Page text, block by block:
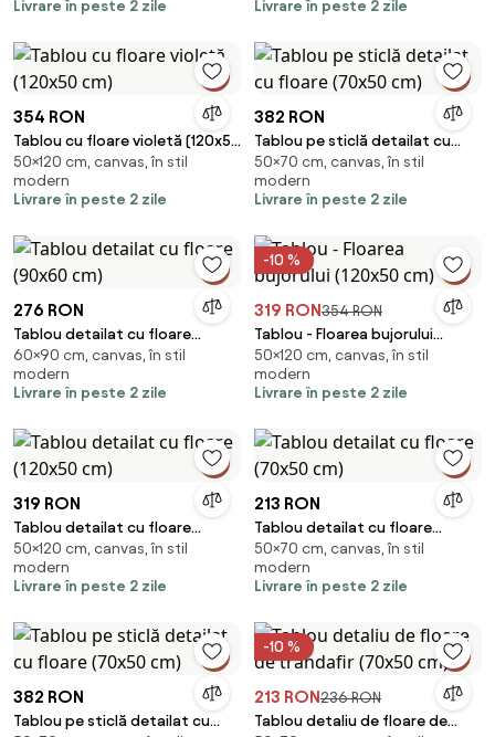
Livrare în peste 2 zile
Livrare în peste 2 zile
354 RON
Tablou cu floare violetă (120x50
cm)
50×120 cm, canvas, în stil
modern
Livrare în peste 2 zile
382 RON
Tablou pe sticlă detailat cu
floare (70x50 cm)
50×70 cm, canvas, în stil
modern
Livrare în peste 2 zile
276 RON
Tablou detailat cu floare
(90x60 cm)
60×90 cm, canvas, în stil
modern
Livrare în peste 2 zile
-10 %
319 RON354 RON
Tablou - Floarea bujorului
(120x50 cm)
50×120 cm, canvas, în stil
modern
Livrare în peste 2 zile
319 RON
Tablou detailat cu floare
(120x50 cm)
50×120 cm, canvas, în stil
modern
Livrare în peste 2 zile
213 RON
Tablou detailat cu floare
(70x50 cm)
50×70 cm, canvas, în stil
modern
Livrare în peste 2 zile
382 RON
Tablou pe sticlă detailat cu
-10 %
213 RON236 RON
Tablou detaliu de floare de